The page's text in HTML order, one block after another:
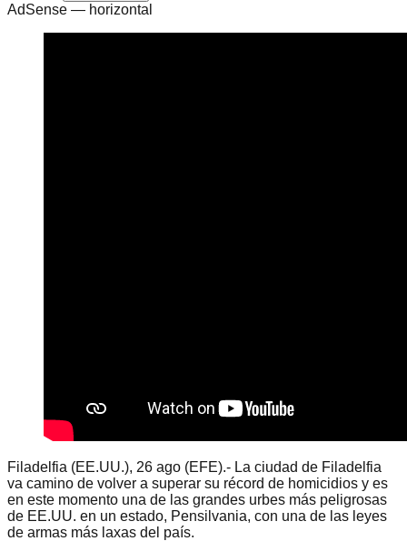
AdSense — horizontal
Filadelfia (EE.UU.), 26 ago (EFE).- La ciudad de Filadelfia
va camino de volver a superar su récord de homicidios y es
en este momento una de las grandes urbes más peligrosas
de EE.UU. en un estado, Pensilvania, con una de las leyes
de armas más laxas del país.